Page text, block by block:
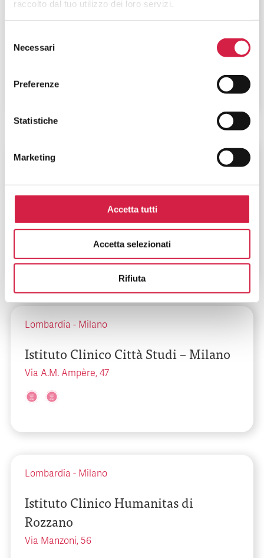
raccolto dal tuo utilizzo dei loro servizi.
delNecessari
Preferenze
Statistiche
Marketing
Accetta tutti
Accetta selezionati
Rifiuta
Istituto Auxologico Italiano – IRCCS
Lombardia
Istituto Auxologico Italiano – IRCCS
Via Lodovico Ariosto, 13
Lombardia - Milano
Istituto Clinico Città Studi – Milano
Via A.M. Ampère, 47
Lombardia - Milano
Istituto Clinico Humanitas di
Rozzano
Via Manzoni, 56